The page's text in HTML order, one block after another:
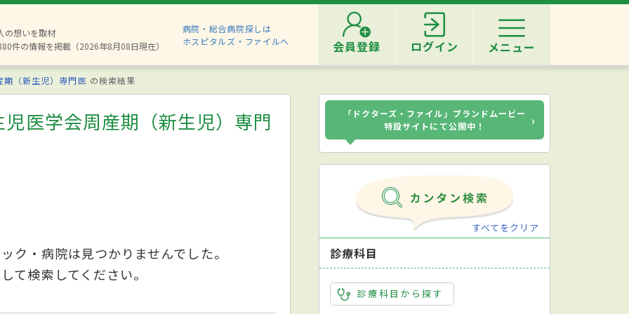
の想いを取材
件の情報を掲載（2026年8月08日現在）
病院・総合病院探しは
ホスピタルズ・ファイルへ
会員登録 ログイン メニュー
（新生児）専門医 の検索結果
医学会周産期（新生児）専門
ク・病院は見つかりませんでした。
て検索してください。
「ドクターズ・ファイル」ブランドムービー
特設サイトにて公開中！
›
すべてをクリア
診療科目
診療科目から探す